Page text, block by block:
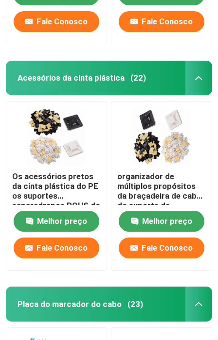
Fale Conosco Fale Conosco
Acessórios da cinta plástica (22)
Os acessórios pretos
da cinta plástica do PE
os suportes
esparadrapos ROHS do
laço do fecho de
correr de 28 x de
28mm aprovaram
Melhor preço
Fale Conosco
organizador de
múltiplos propósitos
da braçadeira de cabo
do suporte da
braçadeira de fio de
3M Self Adhesive Nylon
Melhor preço
Fale Conosco
Placa do marcador do cabo (23)